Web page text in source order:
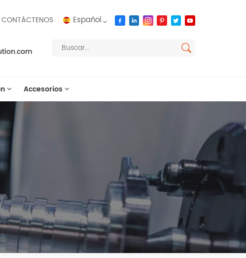
CONTÁCTENOS Español
русский
Accesorios